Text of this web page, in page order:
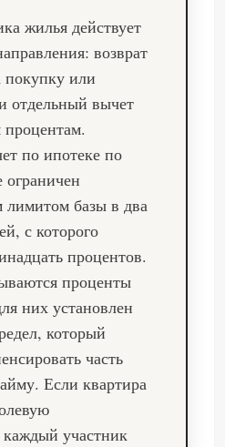
жилья действует
возврат
покупку или
отдельный вычет
по ипотеке по
ограничен
лимитом базы в два
с которого
процентов.
проценты
них установлен
который
часть
Если квартира
каждый участник